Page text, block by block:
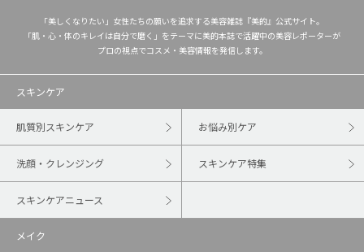
「美しくなりたい」女性たちの願いを追求する美容雑誌『美的』公式サイト。
「肌・心・体のキレイは自分で磨く」をテーマに美的本誌で活躍中の美容レポーターが
プロの視点でコスメ・美容情報を発信します。
スキンケア
肌質別スキンケア お悩み別ケア
洗顔・クレンジング スキンケア特集
スキンケアニュース
メイク